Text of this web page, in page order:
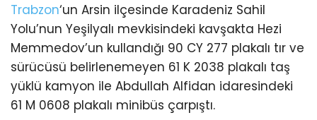
Trabzon‘un Arsin ilçesinde Karadeniz Sahil
Yolu’nun Yeşilyalı mevkisindeki kavşakta Hezi
Memmedov’un kullandığı 90 CY 277 plakalı tır ve
sürücüsü belirlenemeyen 61 K 2038 plakalı taş
yüklü kamyon ile Abdullah Alfidan idaresindeki
61 M 0608 plakalı minibüs çarpıştı.